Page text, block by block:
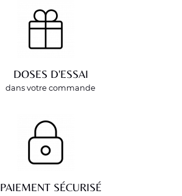
DOSES D'ESSAI
dans votre commande
PAIEMENT SÉCURISÉ